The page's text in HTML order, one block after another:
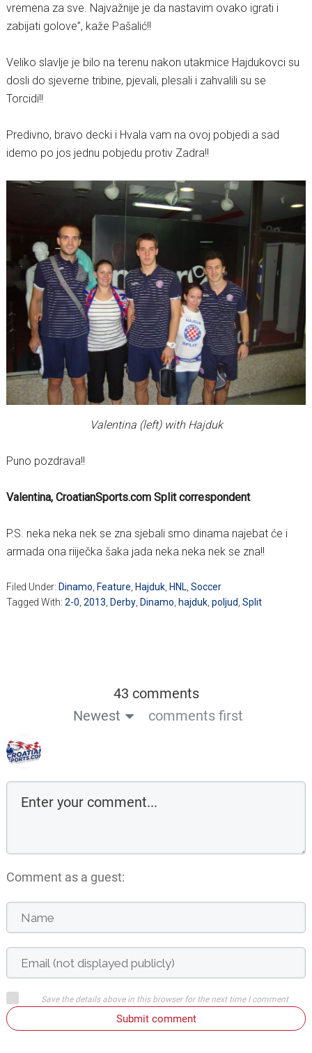
vremena za sve. Najvažnije je da nastavim ovako igrati i
zabijati golove”, kaže Pašalić!!
Veliko slavlje je bilo na terenu nakon utakmice Hajdukovci su
dosli do sjeverne tribine, pjevali, plesali i zahvalili su se
Torcidi!!
Predivno, bravo decki i Hvala vam na ovoj pobjedi a sad
idemo po jos jednu pobjedu protiv Zadra!!
Valentina (left) with Hajduk
Puno pozdrava!!
Valentina, CroatianSports.com Split correspondent
P.S. neka neka nek se zna sjebali smo dinama najebat će i
armada ona riiječka šaka jada neka neka nek se zna!!
Filed Under: Dinamo, Feature, Hajduk, HNL, Soccer
Tagged With: 2-0, 2013, Derby, Dinamo, hajduk, poljud, Split
43 comments
Newest
comments first
Comment as a guest:
Save the details above in this browser for the next time I comment
Submit comment